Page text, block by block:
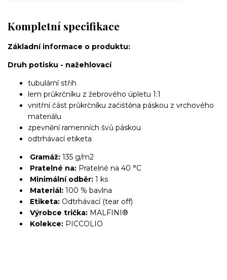
Kompletní specifikace
Základní informace o produktu:
Druh potisku - nažehlovací
tubulární střih
lem průkrčníku z žebrového úpletu 1:1
vnitřní část průkrčníku začištěna páskou z vrchového
materiálu
zpevnění ramenních švů páskou
odtrhávací etiketa
Gramáž: 135 g/m2
Pratelné na: Pratelné na 40 °C
Minimální odběr: 1 ks
Materiál: 100 % bavlna
Etiketa: Odtrhávací (tear off)
Výrobce trička: MALFINI®
Kolekce: PICCOLIO